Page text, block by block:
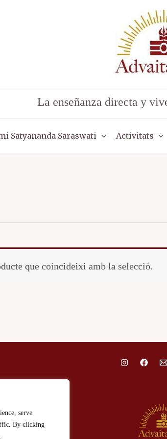
serve
By clicking
La enseñanza directa y
Satyananda Saraswati Activitats
que coincideixi amb la selecció.